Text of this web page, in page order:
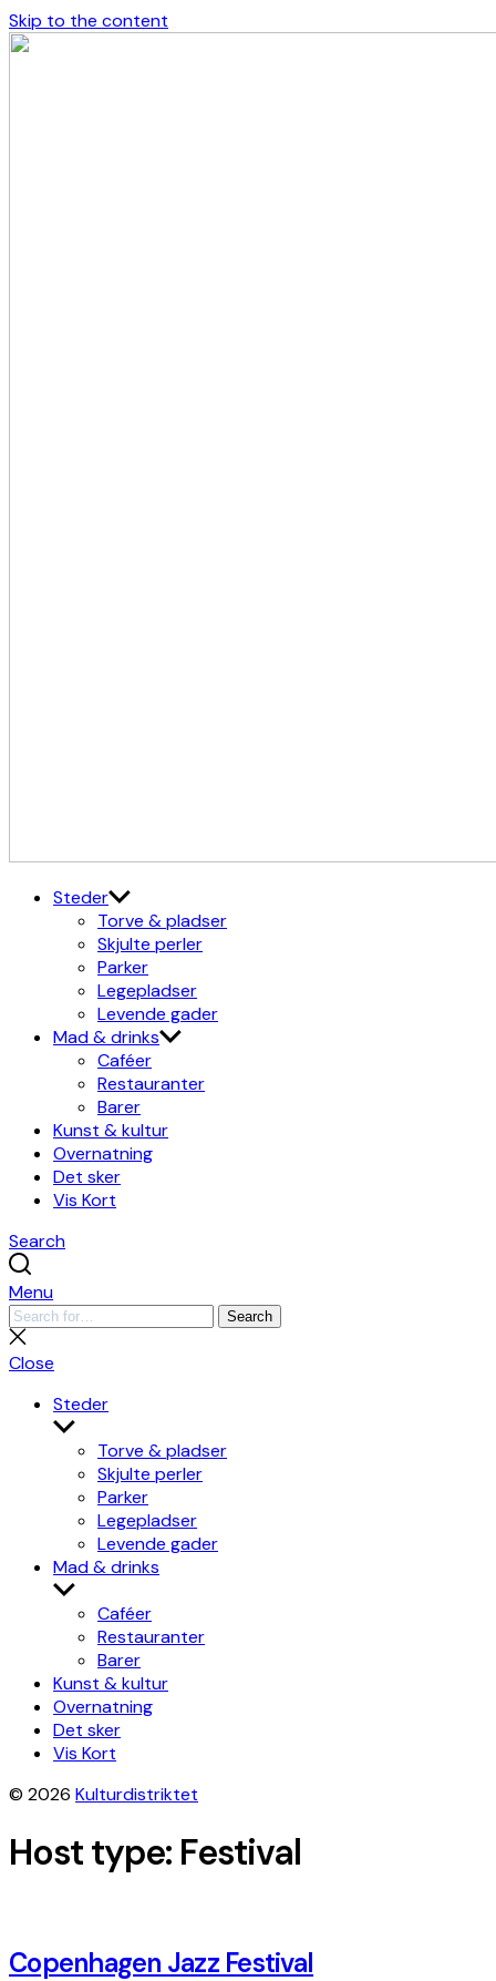
Skip to the content
Steder
Torve & pladser
Skjulte perler
Parker
Legepladser
Levende gader
Mad & drinks
Caféer
Restauranter
Barer
Kunst & kultur
Overnatning
Det sker
Vis Kort
Search
Menu
Search
for:
Search
Close
search
Close
Steder
Show
sub
menu
Torve & pladser
Skjulte perler
Parker
Legepladser
Levende gader
Mad & drinks
Show
sub
menu
Caféer
Restauranter
Barer
Kunst & kultur
Overnatning
Det sker
Vis Kort
© 2026 Kulturdistriktet
Host type: Festival
Copenhagen Jazz Festival